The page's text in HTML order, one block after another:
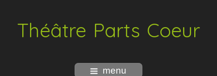
Théâtre Parts Coeur
menu